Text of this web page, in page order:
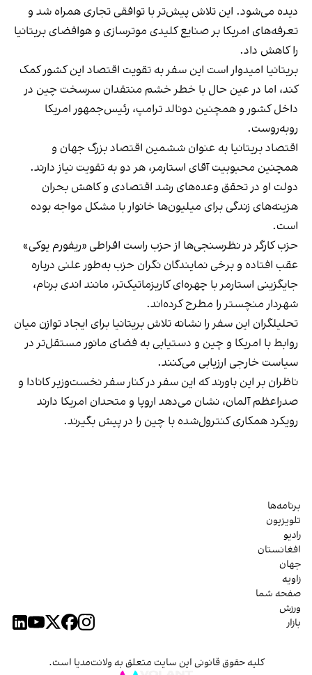
دیده می‌شود. این تلاش پیش‌تر با توافقی تجاری همراه شد و
تعرفه‌های امریکا بر صنایع کلیدی موترسازی و هوافضای بریتانیا
را کاهش داد.
بریتانیا امیدوار است این سفر به تقویت اقتصاد این کشور کمک
کند، اما در عین حال با خطر خشم منتقدان سرسخت چین در
داخل کشور و همچنین دونالد ترامپ، رئیس‌جمهور امریکا
روبه‌روست.
اقتصاد بریتانیا به عنوان ششمین اقتصاد بزرگ جهان و
همچنین محبوبیت آقای استارمر، هر دو به تقویت نیاز دارند.
دولت او در تحقق وعده‌های رشد اقتصادی و کاهش بحران
هزینه‌های زندگی برای میلیون‌ها خانوار با مشکل مواجه بوده
است.
حزب کارگر در نظرسنجی‌ها از حزب راست افراطی «ریفورم یوکی»
عقب افتاده و برخی نمایندگان نگران حزب به‌طور علنی درباره
جایگزینی استارمر با چهره‌ای کاریزماتیک‌تر، مانند اندی برنام،
شهردار منچستر را مطرح کرده‌اند.
تحلیلگران این سفر را نشانه تلاش بریتانیا برای ایجاد توازن میان
روابط با امریکا و چین و دستیابی به فضای مانور مستقل‌تر در
سیاست خارجی ارزیابی می‌کنند.
ناظران بر این باورند که این سفر در کنار سفر نخست‌وزیر کانادا و
صدراعظم آلمان، نشان می‌دهد اروپا و متحدان امریکا دارند
رویکرد همکاری کنترول‌شده با چین را در پیش بگیرند.
برنامه‌ها
تلویزیون
رادیو
افغانستان
جهان
زاویه
صفحه شما
ورزش
بازار
کلیه حقوق قانونی این سایت متعلق به ولانت‌مدیا است.